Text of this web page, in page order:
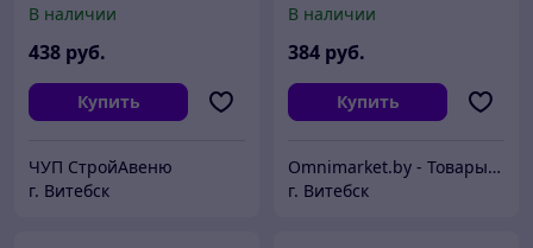
Россия
В наличии
438 руб.
Купить
ЧУП СтройАвеню
г. Витебск
Россия
В наличии
384 руб.
Купить
Omnimarket.by - Товары для дома и стройки с доставкой по Беларуси
г. Витебск